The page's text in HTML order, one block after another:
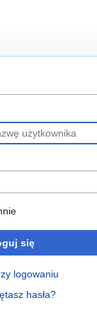
się
logowaniu
hasła?